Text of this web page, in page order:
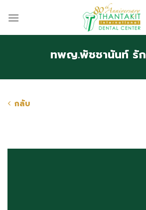
ทพญ.พัชชานันท์ รั
กลับ